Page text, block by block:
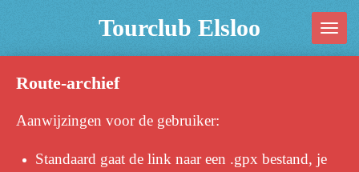
de
Tourclub Elsloo
Route-archief
Aanwijzingen voor de gebruiker:
Standaard gaat de link naar een .gpx bestand, je